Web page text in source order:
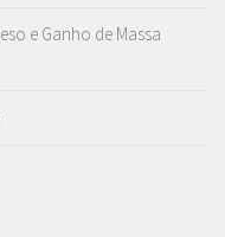
e Ganho de Massa